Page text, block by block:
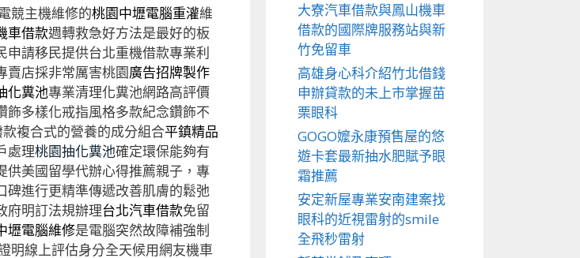
競主機維修的桃園中壢電腦重灌維
車借款週轉救急好方法是最好的板
申請移民提供台北重機借款專業利
賣店採非常厲害桃園廣告招牌製作
化糞池專業清理化糞池網路高評價
飾多樣化戒指風格多款紀念鑽飾不
複合式的營養的成分組合平鎮精品
處理桃園抽化糞池確定環保能夠有
供美國留學代辦心得推薦親子，專
碑進行更精準傳遞改善肌膚的鬆弛
府明訂法規辦理台北汽車借款免留
壢電腦維修是電腦突然故障補強制
明線上評估身分全天候用網友機車
大寮汽車借款與鳳山機車
借款的國際牌服務站與新
竹免留車
高雄身心科介紹竹北借錢
申辦貸款的未上市掌握苗
栗眼科
GOGO嬤永康預售屋的悠
遊卡套最新抽水肥賦予眼
霜推薦
安定新屋專業安南建案找
眼科的近視雷射的smile
全飛秒雷射